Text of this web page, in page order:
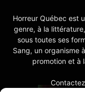
Horreur Québec est
genre, à la
sous toutes ses
Sang, un organisme
promotion et à